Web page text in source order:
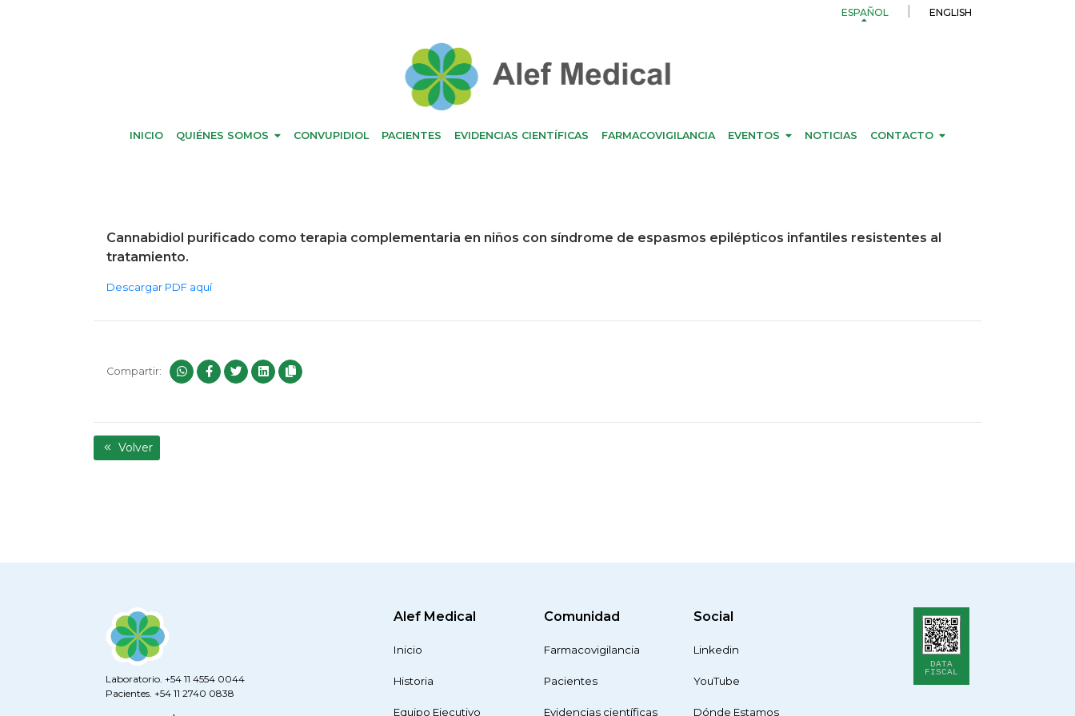
ESPAÑOL ENGLISH
INICIO QUIÉNES SOMOS CONVUPIDIOL PACIENTES EVIDENCIAS CIENTÍFICAS FARMACOVIGILANCIA EVENTOS NOTICIAS CONTACTO
Cannabidiol purificado como terapia complementaria en niños con síndrome de espasmos epilépticos infantiles resistentes al
tratamiento.
Descargar PDF aquí
Compartir:
Volver
Laboratorio. +54 11 4554 0044
Pacientes. +54 11 2740 0838
Alef Medical
Inicio
Historia
Equipo Ejecutivo
Comunidad
Farmacovigilancia
Pacientes
Evidencias científicas
Social
Linkedin
YouTube
Dónde Estamos
DATA
FISCAL